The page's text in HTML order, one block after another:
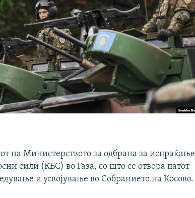
на Министерството за одбрана за испраќање
сили (КБС) во Газа, со што се отвора патот
и усвојување во Собранието на Косово.